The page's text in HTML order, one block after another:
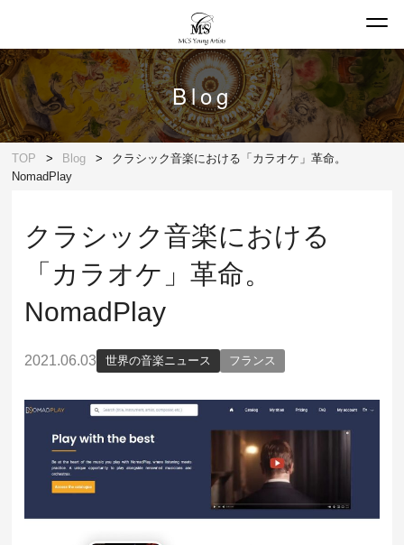
Blog
TOP Blog
クラシック音楽における「カラオケ」革命。
NomadPlay
クラシック音楽における
「カラオケ」革命。
NomadPlay
2021.06.03 世界の音楽ニュース フランス